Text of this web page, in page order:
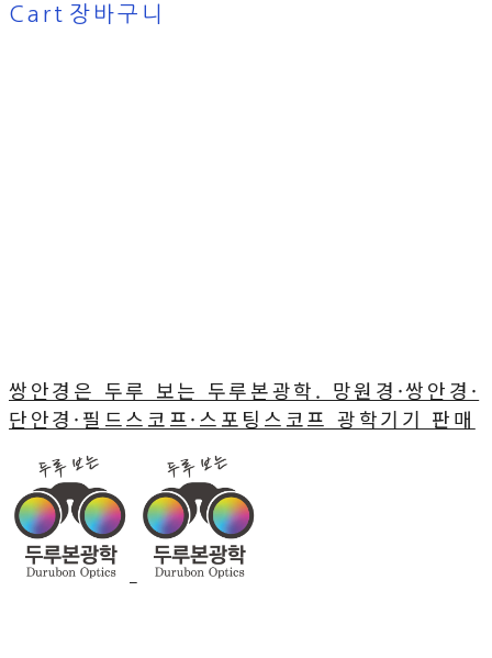
Cart 장바구니
쌍안경은 두루 보는 두루본광학. 망원경·쌍안경·
단안경·필드스코프·스포팅스코프 광학기기 판매